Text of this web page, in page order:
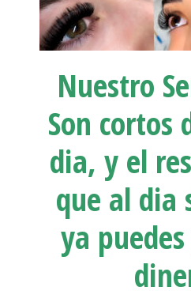
Nuestro
Son cortos
dia, y el
que al dia
ya